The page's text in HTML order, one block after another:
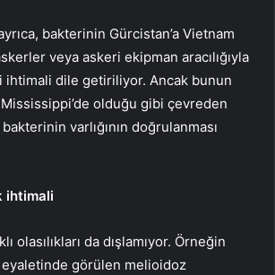
bakterinin Gürcistan’a Vietnam
veya askeri ekipman aracılığıyla
ihtimali dile getiriliyor. Ancak bunun
olduğu gibi çevreden
varlığının doğrulanması
ihtimali
olasılıkları da dışlamıyor. Örneğin
eyaletinde görülen melioidoz